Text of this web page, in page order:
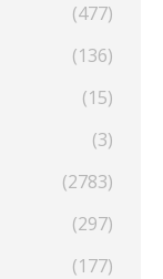
(477)
(136)
(15)
(3)
(2783)
(297)
(177)